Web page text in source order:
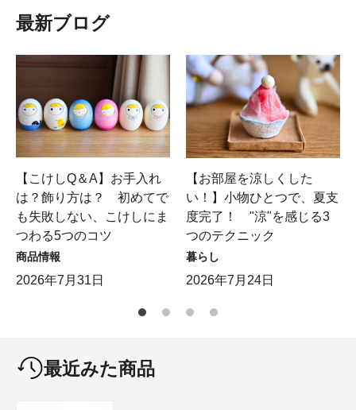
最新ブログ
【こけしQ＆A】お手入れ
は？飾り方は？ 初めてで
も失敗しない、こけしにま
つわる5つのコツ
商品情報
2026年7月31日
【お部屋を涼しくした
い！】小物ひとつで、夏支
度完了！ "涼"を感じる3
つのテクニック
暮らし
2026年7月24日
最近みた商品